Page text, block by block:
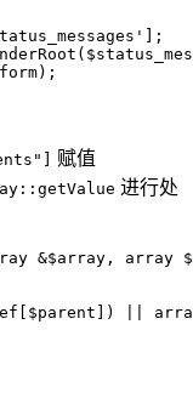
赋值
进行处
&$array, array
||